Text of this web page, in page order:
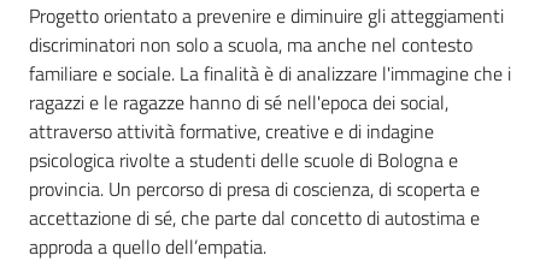
Assemblea
legislativa
Progetto orientato a prevenire e diminuire gli atteggiamenti
discriminatori non solo a scuola, ma anche nel contesto
familiare e sociale. La finalità è di analizzare l'immagine che i
ragazzi e le ragazze hanno di sé nell'epoca dei social,
attraverso attività formative, creative e di indagine
psicologica rivolte a studenti delle scuole di Bologna e
provincia. Un percorso di presa di coscienza, di scoperta e
accettazione di sé, che parte dal concetto di autostima e
approda a quello dell’empatia.